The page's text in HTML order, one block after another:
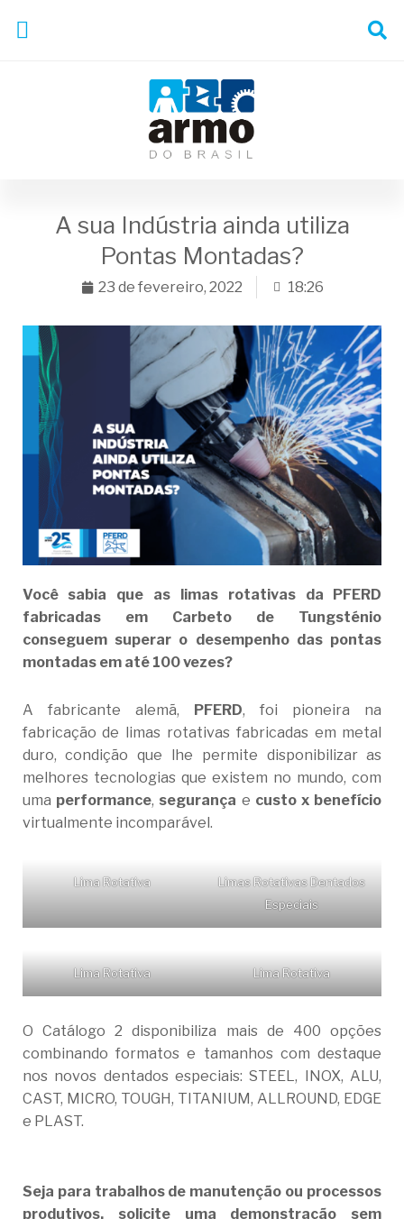
A sua Indústria ainda utiliza
Pontas Montadas?
23 de fevereiro, 2022 18:26
Você sabia que as limas rotativas da PFERD
fabricadas em Carbeto de Tungsténio
conseguem superar o desempenho das pontas
montadas em até 100 vezes?
A fabricante alemã, PFERD, foi pioneira na
fabricação de limas rotativas fabricadas em metal
duro, condição que lhe permite disponibilizar as
melhores tecnologias que existem no mundo, com
uma performance, segurança e custo x benefício
virtualmente incomparável.
Lima Rotativa
Limas Rotativas Dentados
Especiais
Lima Rotativa Lima Rotativa
O Catálogo 2 disponibiliza mais de 400 opções
combinando formatos e tamanhos com destaque
nos novos dentados especiais: STEEL, INOX, ALU,
CAST, MICRO, TOUGH, TITANIUM, ALLROUND, EDGE
e PLAST.
Seja para trabalhos de manutenção ou processos
produtivos, solicite uma demonstração sem